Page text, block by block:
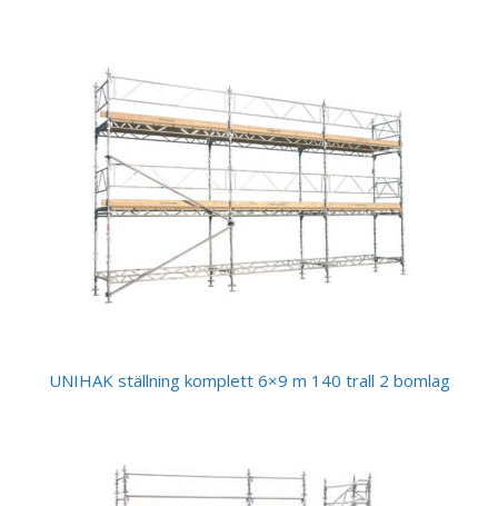
UNIHAK ställning komplett 6×9 m 140 trall 2 bomlag